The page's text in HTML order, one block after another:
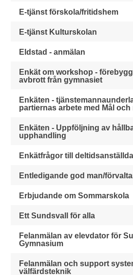
E-tjänst förskola/fritidshem
E-tjänst Kulturskolan
Eldstad - anmälan
Enkät om workshop -
avbrott från gymnasiet
Enkäten -
partiernas arbete med Mål
Enkäten - Uppföljning av
upphandling
Enkätfrågor till
Entledigande god man/
Erbjudande om Sommarskola
Ett Sundsvall för alla
Felanmälan av elevdator för
Gymnasium
Felanmälan och support
välfärdsteknik